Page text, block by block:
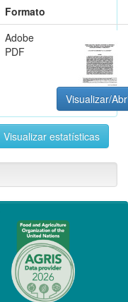
Formato
Adobe
PDF
Visualizar/
Visualizar estatísticas